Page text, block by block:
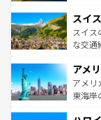
れる地
を参照
は、お酒
ドイツ
リアご
ティ
戦など
ンツ一
スイス
スイ
な交通
の建物
博物館
ことが
アメ
アメリ
東海岸